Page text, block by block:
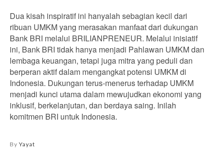
Dua kisah inspiratif ini hanyalah sebagian kecil dari
ribuan UMKM yang merasakan manfaat dari dukungan
Bank BRI melalui BRILIANPRENEUR. Melalui inisiatif
ini, Bank BRI tidak hanya menjadi Pahlawan UMKM dan
lembaga keuangan, tetapi juga mitra yang peduli dan
berperan aktif dalam mengangkat potensi UMKM di
Indonesia. Dukungan terus-menerus terhadap UMKM
menjadi kunci utama dalam mewujudkan ekonomi yang
inklusif, berkelanjutan, dan berdaya saing. Inilah
komitmen BRI untuk Indonesia.
By Yayat